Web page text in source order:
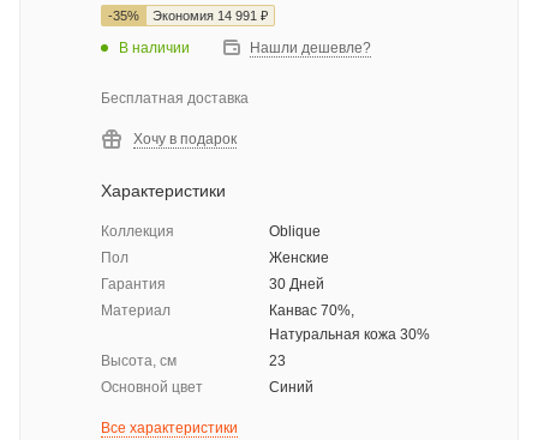
-35% Экономия 14 991 ₽
В наличии Нашли дешевле?
Бесплатная доставка
Хочу в подарок
Характеристики
Коллекция
Oblique
Пол
Женские
Гарантия
30 Дней
Материал
Канвас 70%,
Натуральная кожа 30%
Высота, см
23
Основной цвет
Синий
Все характеристики